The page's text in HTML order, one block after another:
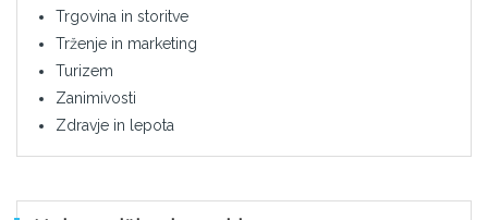
Trgovina in storitve
Trženje in marketing
Turizem
Zanimivosti
Zdravje in lepota